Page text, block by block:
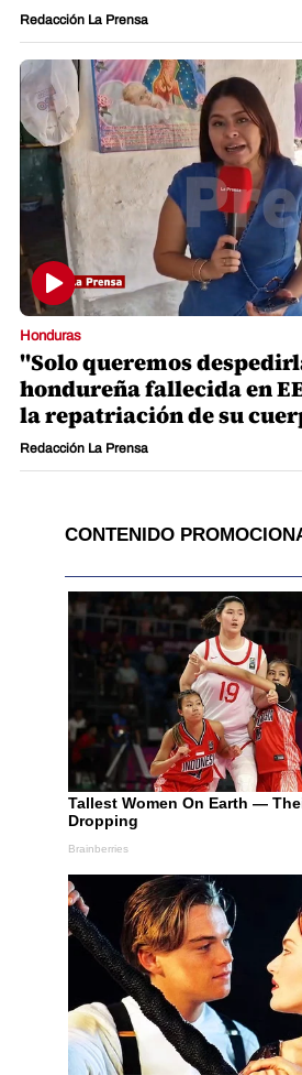
Redacción La Prensa
Honduras
"Solo queremos
hondureña fallecida en
la repatriación de su
Redacción La Prensa